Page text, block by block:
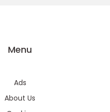
Menu
Ads
About Us